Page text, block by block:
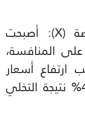
وكتب دميترييف على منصة (X): أصبحت
على المنافسة،
أسعار
مصادر الطاقة بنسبة 30-40% نتيجة التخلي